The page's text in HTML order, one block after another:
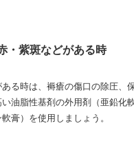
・紫斑などがある時
る時は、 褥瘡の傷口の除圧、
油脂性基剤の外用剤（亜鉛化
膏）を使用しましょう。